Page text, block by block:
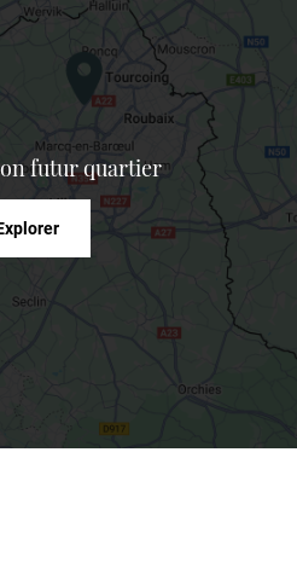
futur quartier